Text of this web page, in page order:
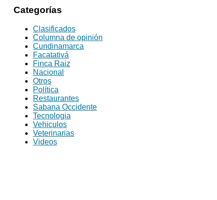
Categorías
Clasificados
Columna de opinión
Cundinamarca
Facatativá
Finca Raiz
Nacional
Otros
Política
Restaurantes
Sabana Occidente
Tecnologia
Vehiculos
Veterinarias
Videos